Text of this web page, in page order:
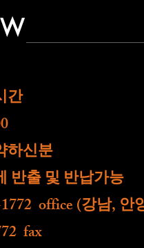
간
하신분
반출 및 반납가능
office (강남, 안
fax